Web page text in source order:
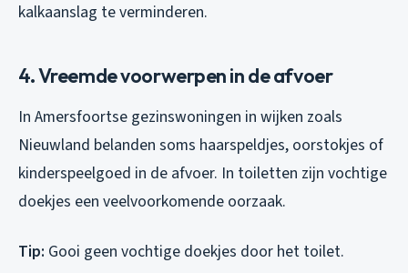
kalkaanslag te verminderen.
4. Vreemde voorwerpen in de afvoer
In Amersfoortse gezinswoningen in wijken zoals
Nieuwland belanden soms haarspeldjes, oorstokjes of
kinderspeelgoed in de afvoer. In toiletten zijn vochtige
doekjes een veelvoorkomende oorzaak.
Tip: Gooi geen vochtige doekjes door het toilet.